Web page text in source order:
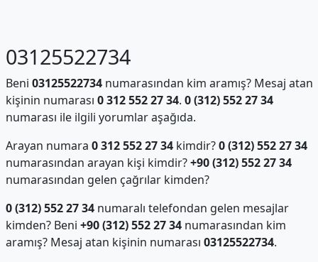
03125522734
Beni 03125522734numarasından kim aramış? Mesaj atan
kişinin numarası 0 312 552 27 34. 0 (312) 552 27 34
numarası ile ilgili yorumlar aşağıda.
Arayan numara 0 312 552 27 34kimdir?0 (312) 552 27 34
numarasından arayan kişi kimdir?+90 (312) 552 27 34
numarasından gelen çağrılar kimden?
0 (312) 552 27 34numaralı telefondan gelen mesajlar
kimden? Beni +90 (312) 552 27 34numarasından kim
aramış? Mesaj atan kişinin numarası 03125522734.